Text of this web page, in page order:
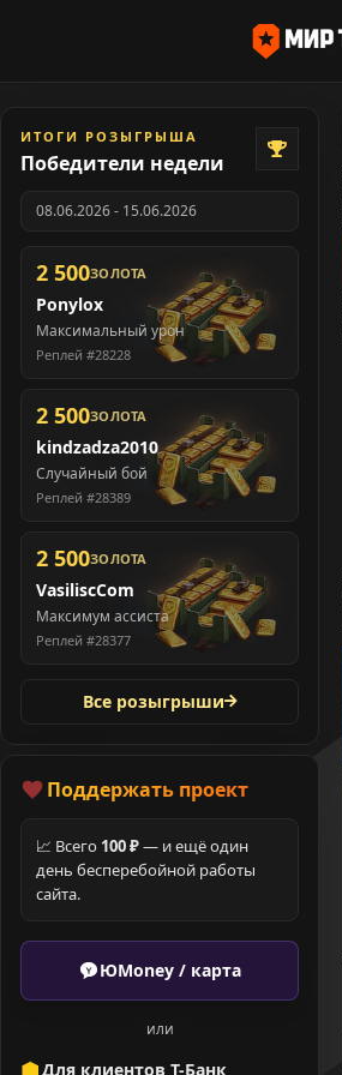
ИТОГИ РОЗЫГРЫША
Победители недели
08.06.2026 - 15.06.2026
2 500ЗОЛОТА
Ponylox
Максимальный урон
Реплей #28228
2 500ЗОЛОТА
kindzadza2010
Случайный бой
Реплей #28389
2 500ЗОЛОТА
VasiliscCom
Максимум ассиста
Реплей #28377
Все розыгрыши
Поддержать проект
📈 Всего 100 ₽— и ещё один
день бесперебойной работы
сайта.
ЮMoney / карта
или
Для клиентов Т-Банк